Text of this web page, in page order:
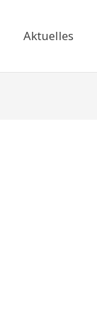
Aktuelles